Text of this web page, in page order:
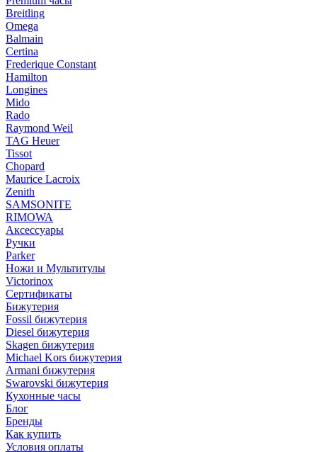
Breitling
Omega
Balmain
Certina
Frederique Constant
Hamilton
Longines
Mido
Rado
Raymond Weil
TAG Heuer
Tissot
Chopard
Maurice Lacroix
Zenith
SAMSONITE
RIMOWA
Аксессуары
Ручки
Parker
Ножи и Мультитулы
Victorinox
Сертификаты
Бижутерия
Fossil бижутерия
Diesel бижутерия
Skagen бижутерия
Michael Kors бижутерия
Armani бижутерия
Swarovski бижутерия
Кухонные часы
Блог
Бренды
Как купить
Условия оплаты